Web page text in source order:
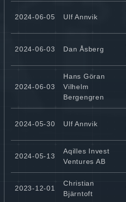
2024-06-05 Ulf Annvik
2024-06-03 Dan Åsberg
2024-06-03
Hans Göran
Vilhelm
Bergengren
2024-05-30 Ulf Annvik
2024-05-13
Aqilles Invest
Ventures AB
2023-12-01
Christian
Bjärntoft